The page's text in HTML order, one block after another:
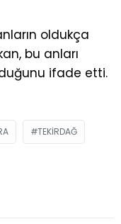
oldukça
bu anları
ifade etti.
TEKIRDAĞ